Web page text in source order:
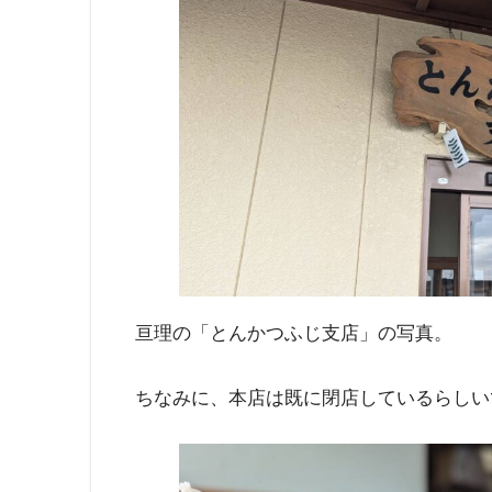
亘理の「とんかつふじ支店」の写真。
ちなみに、本店は既に閉店しているらし